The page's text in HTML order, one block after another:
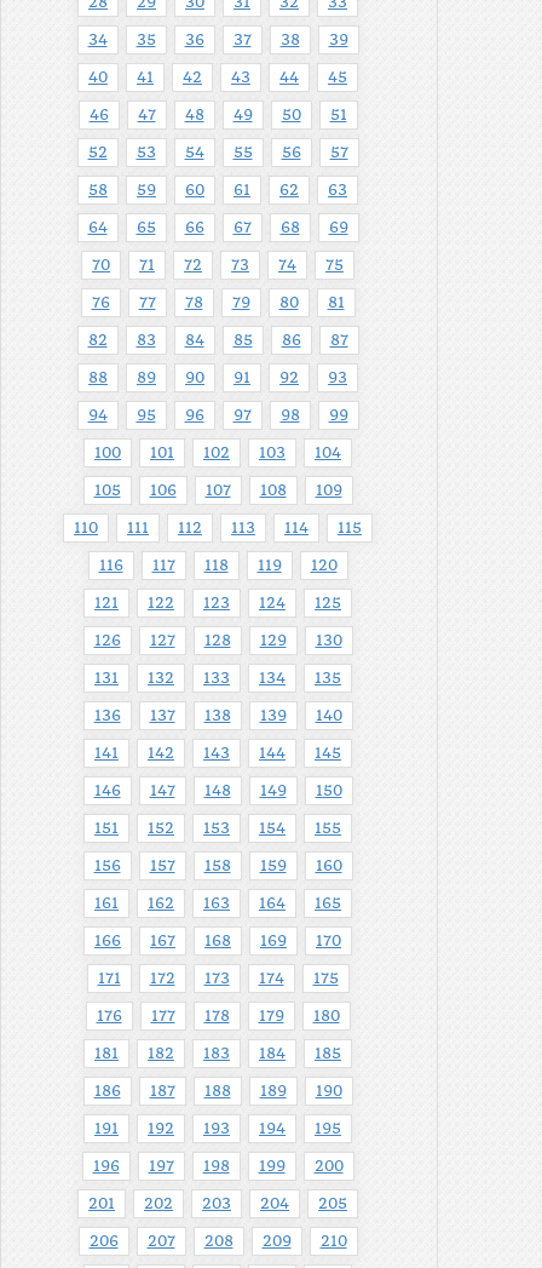
34 35 36 37 38 39
40 41 42 43 44 45
46 47 48 49 50 51
52 53 54 55 56 57
58 59 60 61 62 63
64 65 66 67 68 69
70 71 72 73 74 75
76 77 78 79 80 81
82 83 84 85 86 87
88 89 90 91 92 93
94 95 96 97 98 99
100 101 102 103 104
105 106 107 108 109
110 111 112 113 114 115
116 117 118 119 120
121 122 123 124 125
126 127 128 129 130
131 132 133 134 135
136 137 138 139 140
141 142 143 144 145
146 147 148 149 150
151 152 153 154 155
156 157 158 159 160
161 162 163 164 165
166 167 168 169 170
171 172 173 174 175
176 177 178 179 180
181 182 183 184 185
186 187 188 189 190
191 192 193 194 195
196 197 198 199 200
201 202 203 204 205
206 207 208 209 210